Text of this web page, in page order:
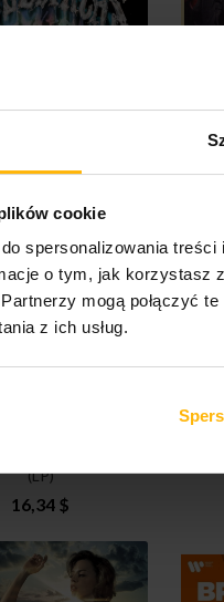
cookie
spersonalizowania
o tym, jak korzystasz
mogą połączyć
z ich usług.
18,13 $
(LP)
16,34 $